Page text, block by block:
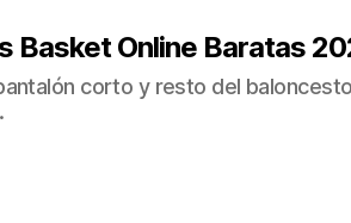
Basket Online Baratas
corto y resto del